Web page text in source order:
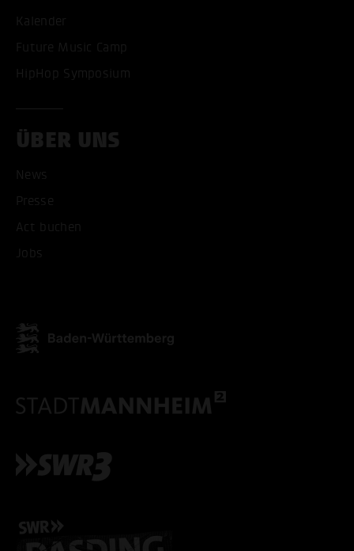
Kalender
Future Music Camp
HipHop Symposium
ÜBER UNS
News
Presse
Act buchen
Jobs